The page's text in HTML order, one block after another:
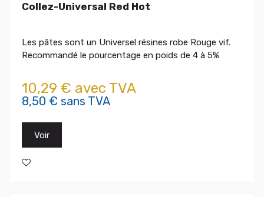
Collez-Universal Red Hot
Les pâtes sont un Universel résines robe Rouge vif.
Recommandé le pourcentage en poids de 4 à 5%
10,29 € avec TVA
8,50 € sans TVA
Voir